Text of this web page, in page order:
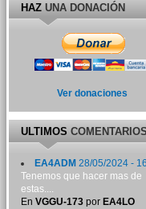
HAZUNA DONACIÓN
Ver donaciones
ULTIMOSCOMENTARIOS
EA4ADM 28/05/2024 -
Tenemos que hacer mas de
estas....
En VGGU-173por EA4LO